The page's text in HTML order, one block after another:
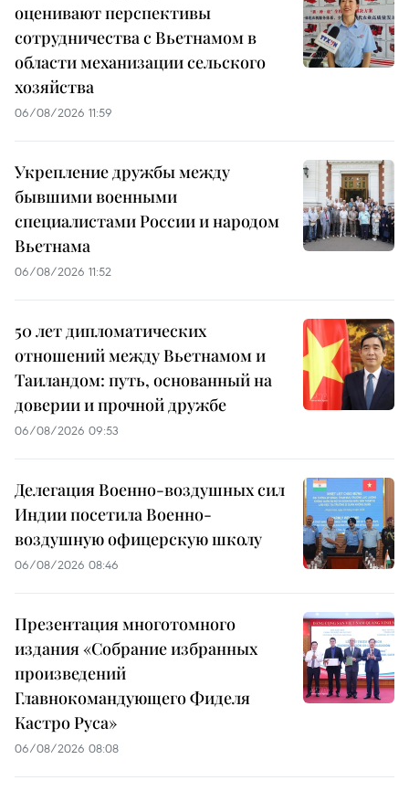
оценивают перспективы
сотрудничества с Вьетнамом в
области механизации сельского
хозяйства
06/08/2026 11:59
Укрепление дружбы между
бывшими военными
специалистами России и народом
Вьетнама
06/08/2026 11:52
50 лет дипломатических
отношений между Вьетнамом и
Таиландом: путь, основанный на
доверии и прочной дружбе
06/08/2026 09:53
Делегация Военно-воздушных сил
Индии посетила Военно-
воздушную офицерскую школу
06/08/2026 08:46
Презентация многотомного
издания «Собрание избранных
произведений
Главнокомандующего Фиделя
Кастро Руса»
06/08/2026 08:08